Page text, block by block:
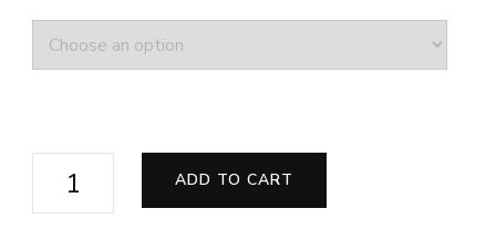
KHAY
ADD TO CART